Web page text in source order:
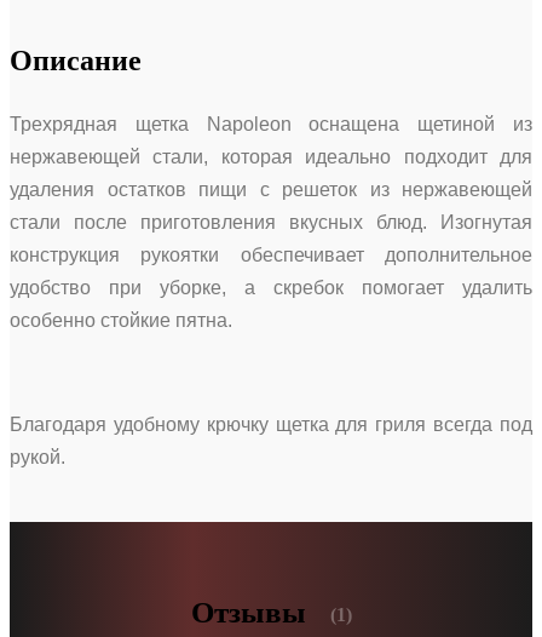
Описание
Трехрядная щетка Napoleon оснащена щетиной из
нержавеющей стали, которая идеально подходит для
удаления остатков пищи с решеток из нержавеющей
стали после приготовления вкусных блюд. Изогнутая
конструкция рукоятки обеспечивает дополнительное
удобство при уборке, а скребок помогает удалить
особенно стойкие пятна.
Благодаря удобному крючку щетка для гриля всегда под
рукой.
Отзывы (1)